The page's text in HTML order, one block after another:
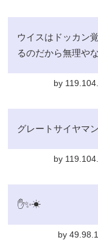
ウイスはドッカン
るのだから無理や
by
グレートサイヤマ
by
✋✨☀
by